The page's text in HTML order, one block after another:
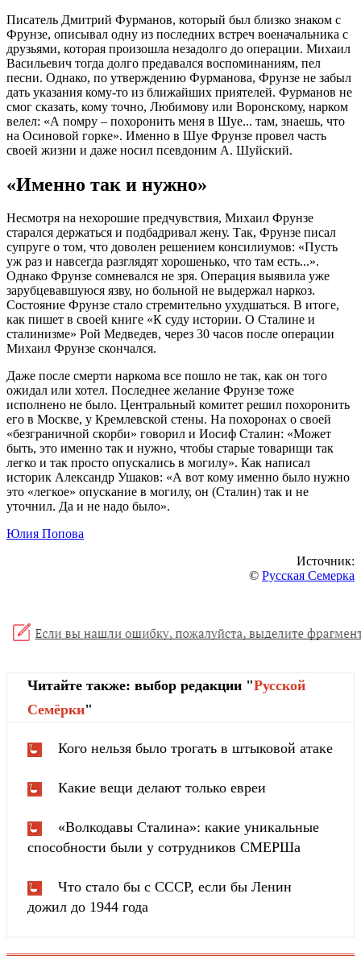
Писатель Дмитрий Фурманов, который был близко знаком с
Фрунзе, описывал одну из последних встреч военачальника с
друзьями, которая произошла незадолго до операции. Михаил
Васильевич тогда долго предавался воспоминаниям, пел
песни. Однако, по утверждению Фурманова, Фрунзе не забыл
дать указания кому-то из ближайших приятелей. Фурманов не
смог сказать, кому точно, Любимову или Воронскому, нарком
велел: «А помру – похоронить меня в Шуе... там, знаешь, что
на Осиновой горке». Именно в Шуе Фрунзе провел часть
своей жизни и даже носил псевдоним А. Шуйский.
«Именно так и нужно»
Несмотря на нехорошие предчувствия, Михаил Фрунзе
старался держаться и подбадривал жену. Так, Фрунзе писал
супруге о том, что доволен решением консилиумов: «Пусть
уж раз и навсегда разглядят хорошенько, что там есть...».
Однако Фрунзе сомневался не зря. Операция выявила уже
зарубцевавшуюся язву, но больной не выдержал наркоз.
Состояние Фрунзе стало стремительно ухудшаться. В итоге,
как пишет в своей книге «К суду истории. О Сталине и
сталинизме» Рой Медведев, через 30 часов после операции
Михаил Фрунзе скончался.
Даже после смерти наркома все пошло не так, как он того
ожидал или хотел. Последнее желание Фрунзе тоже
исполнено не было. Центральный комитет решил похоронить
его в Москве, у Кремлевской стены. На похоронах о своей
«безграничной скорби» говорил и Иосиф Сталин: «Может
быть, это именно так и нужно, чтобы старые товарищи так
легко и так просто опускались в могилу». Как написал
историк Александр Ушаков: «А вот кому именно было нужно
это «легкое» опускание в могилу, он (Сталин) так и не
уточнил. Да и не надо было».
Юлия Попова
Источник:
© Русская Семерка
Читайте также: выбор редакции "Русской
Cемёрки"
Кого нельзя было трогать в штыковой атаке
Какие вещи делают только евреи
«Волкодавы Сталина»: какие уникальные
способности были у сотрудников СМЕРШа
Что стало бы с СССР, если бы Ленин
дожил до 1944 года